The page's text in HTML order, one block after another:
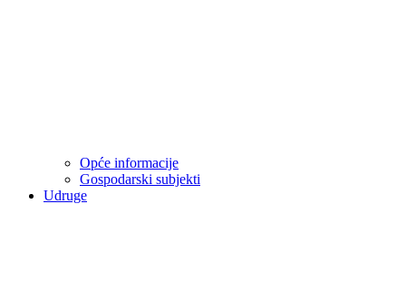
Opće informacije
Gospodarski subjekti
Udruge